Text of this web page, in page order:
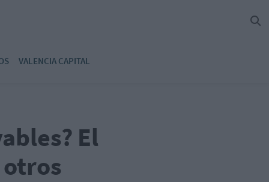
VALENCIA CAPITAL
El
otros